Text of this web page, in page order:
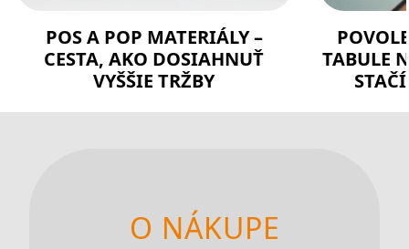
POS A POP MATERIÁLY –
CESTA, AKO DOSIAHNUŤ
VYŠŠIE TRŽBY
TABULE
O NÁKUPE